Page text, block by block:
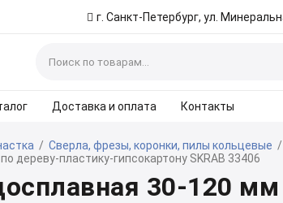
г. Санкт-Петербург, ул.
Доставка и оплата Контакты
/ Сверла, фрезы, коронки, пилы кольцевые /
дереву-пластику-гипсокартону SKRAB 33406
30-120